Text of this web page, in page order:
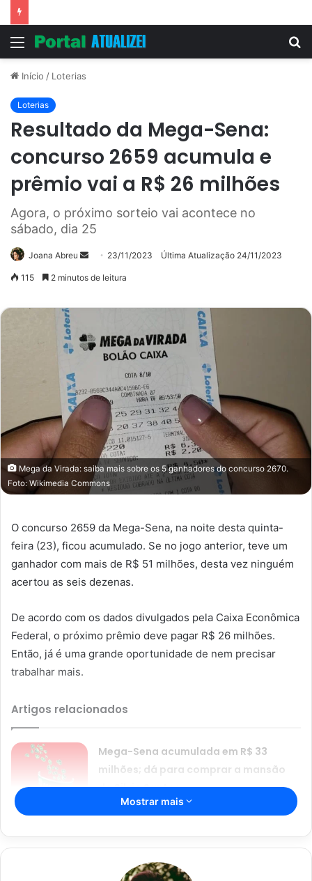
Menu
Início / Loterias
Loterias
Resultado da Mega-Sena:
concurso 2659 acumula e
prêmio vai a R$ 26 milhões
Agora, o próximo sorteio vai acontece no
sábado, dia 25
Joana Abreu
Mande23/11/2023 Última Atualização 24/11/2023
115 2 minutos de leitura
Mega da Virada: saiba mais sobre os 5 ganhadores do concurso 2670.
Foto: Wikimedia Commons
O concurso 2659 da Mega-Sena, na noite desta quinta-
feira (23), ficou acumulado. Se no jogo anterior, teve um
ganhador com mais de R$ 51 milhões, desta vez ninguém
acertou as seis dezenas.
De acordo com os dados divulgados pela Caixa Econômica
Federal, o próximo prêmio deve pagar R$ 26 milhões.
Então, já é uma grande oportunidade de nem precisar
trabalhar mais.
Artigos relacionados
Mega-Sena acumulada em R$ 33
milhões; dá para comprar a mansão
do Silvio Santos
22/08/2024
Resultado da Mega-Sena 2684:
milhões
Mostrar mais